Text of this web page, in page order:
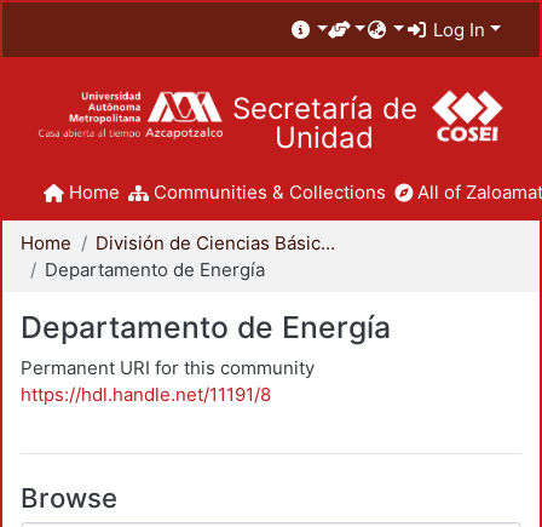
Log In
Secretaría de
Unidad
Home Communities & Collections All of
Home
División de Ciencias Básicas e Ingeniería
Departamento de Energía
Departamento de Energía
Permanent URI for this community
https://hdl.handle.net/11191/8
Browse